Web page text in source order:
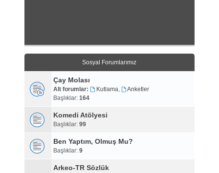
Sosyal Forumlarımız
Çay Molası
Alt forumlar: Kutlama,
Anketler
Başlıklar: 164
Komedi Atölyesi
Başlıklar: 99
Ben Yaptım, Olmuş Mu?
Başlıklar: 9
Arkeo-TR Sözlük